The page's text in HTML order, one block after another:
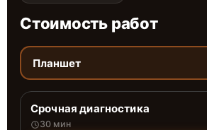
Стоимость работ
Планшет
Срочная диагностика
30 мин